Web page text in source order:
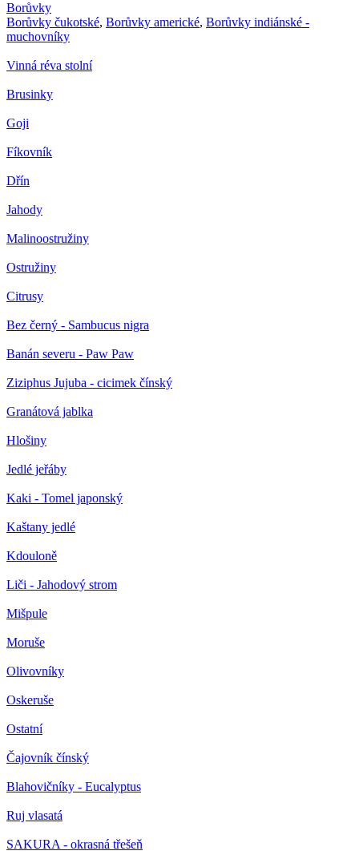
Borůvky
Borůvky čukotské, Borůvky americké, Borůvky indiánské -
muchovníky
Vinná réva stolní
Brusinky
Goji
Fíkovník
Dřín
Jahody
Malinoostružiny
Ostružiny
Citrusy
Bez černý - Sambucus nigra
Banán severu - Paw Paw
Ziziphus Jujuba - cicimek čínský
Granátová jablka
Hlošiny
Jedlé jeřáby
Kaki - Tomel japonský
Kaštany jedlé
Kdouloně
Liči - Jahodový strom
Mišpule
Moruše
Olivovníky
Oskeruše
Ostatní
Čajovník čínský
Blahovičníky - Eucalyptus
Ruj vlasatá
SAKURA - okrasná třešeň